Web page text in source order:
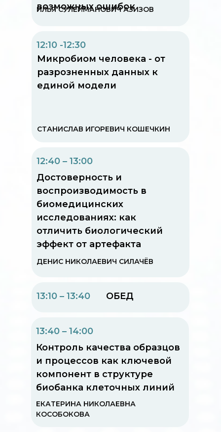
возможных ошибок
ИЛЬЯ СУЛЕЙМАНОВИЧ АЗИЗОВ
12:10 -12:30
Микробиом человека - от
разрозненных данных к
единой модели
СТАНИСЛАВ ИГОРЕВИЧ КОШЕЧКИН
12:40 – 13:00
13:10 – 13:40
Достоверность и
воспроизводимость в
биомедицинских
исследованиях: как
отличить биологический
эффект от артефакта
ОБЕД
ДЕНИС НИКОЛАЕВИЧ СИЛАЧЁВ
13:40 – 14:00
Контроль качества образцов
и процессов как ключевой
компонент в структуре
биобанка клеточных линий
ЕКАТЕРИНА НИКОЛАЕВНА
КОСОБОКОВА